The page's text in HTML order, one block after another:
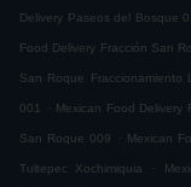
Delivery Paseos del Bosque
Food Delivery Fracción San
San Roque Fraccionamiento
001 . Mexican Food Delivery
San Roque 009 . Mexican
Tultepec Xochimiquia .